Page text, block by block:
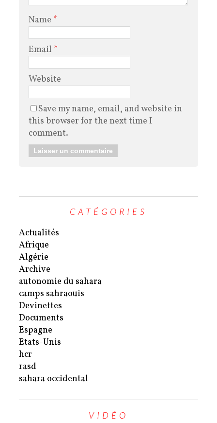
Name *
Email *
Website
Save my name, email, and website in
this browser for the next time I
comment.
CATÉGORIES
Actualités
Afrique
Algérie
Archive
autonomie du sahara
camps sahraouis
Devinettes
Documents
Espagne
Etats-Unis
hcr
rasd
sahara occidental
VIDÉO